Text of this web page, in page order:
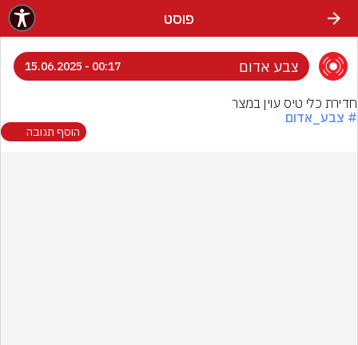
פוסט
צבע אדום 00:17 - 15.06.2025
חדירת כלי טיס עוין במצר
# צבע_אדום
הוסף תגובה